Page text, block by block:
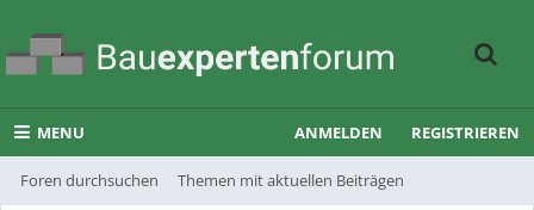
MENU
Foren durchsuchen Themen mit aktuellen Beiträgen
ANMELDEN REGISTRIEREN